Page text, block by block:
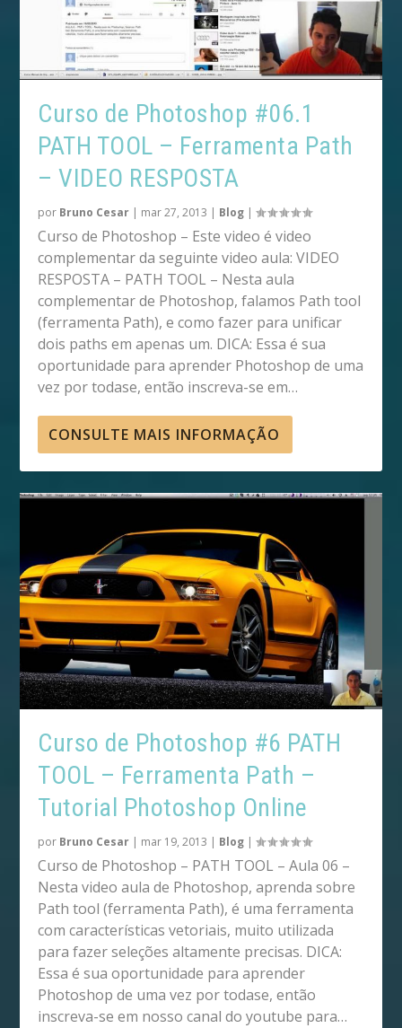
Curso de Photoshop #06.1
PATH TOOL – Ferramenta Path
– VIDEO RESPOSTA
por Bruno Cesar | mar 27, 2013 | Blog |
Curso de Photoshop – Este video é video
complementar da seguinte video aula: VIDEO
RESPOSTA – PATH TOOL – Nesta aula
complementar de Photoshop, falamos Path tool
(ferramenta Path), e como fazer para unificar
dois paths em apenas um. DICA: Essa é sua
oportunidade para aprender Photoshop de uma
vez por todase, então inscreva-se em…
CONSULTE MAIS INFORMAÇÃO
Curso de Photoshop #6 PATH
TOOL – Ferramenta Path –
Tutorial Photoshop Online
por Bruno Cesar | mar 19, 2013 | Blog |
Curso de Photoshop – PATH TOOL – Aula 06 –
Nesta video aula de Photoshop, aprenda sobre
Path tool (ferramenta Path), é uma ferramenta
com características vetoriais, muito utilizada
para fazer seleções altamente precisas. DICA:
Essa é sua oportunidade para aprender
Photoshop de uma vez por todase, então
inscreva-se em nosso canal do youtube para…